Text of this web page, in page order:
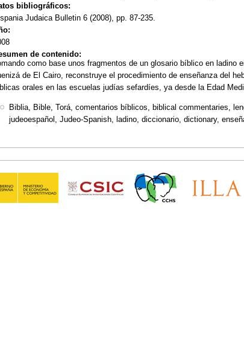
bibliográficos:
Judaica Bulletin 6 (2008), pp. 87-235.
de contenido:
como base unos fragmentos de un glosario bíblico en ladino
de El Cairo, reconstruye el procedimiento de enseñanza del
orales en las escuelas judías sefardíes, ya desde la Edad
Biblia, Bible, Torá, comentarios bíblicos, biblical commentaries,
judeoespañol, Judeo-Spanish, ladino, diccionario, dictionary,